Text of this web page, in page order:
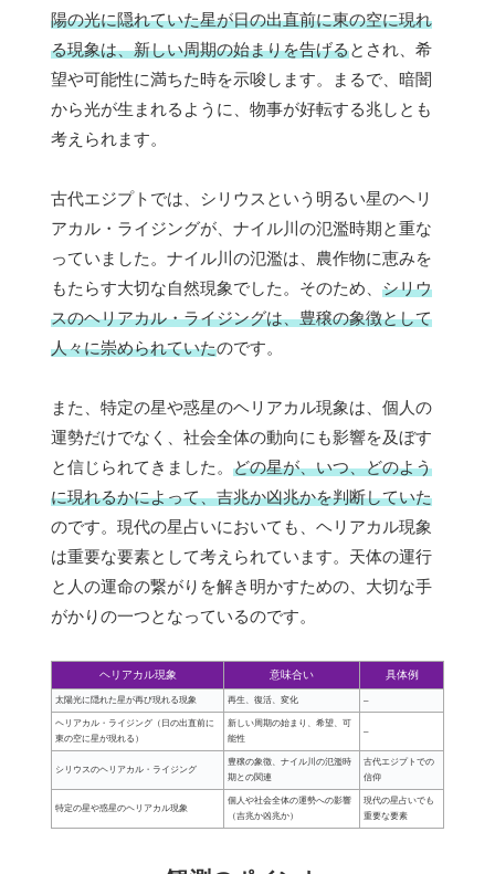
陽の光に隠れていた星が日の出直前に東の空に現れ
る現象は、新しい周期の始まりを告げるとされ、希
望や可能性に満ちた時を示唆します。まるで、暗闇
から光が生まれるように、物事が好転する兆しとも
考えられます。
古代エジプトでは、シリウスという明るい星のヘリ
アカル・ライジングが、ナイル川の氾濫時期と重な
っていました。ナイル川の氾濫は、農作物に恵みを
もたらす大切な自然現象でした。そのため、 シリウ
スのヘリアカル・ライジングは、豊穣の象徴として
人々に崇められていたのです。
また、特定の星や惑星のヘリアカル現象は、個人の
運勢だけでなく、社会全体の動向にも影響を及ぼす
と信じられてきました。 どの星が、いつ、どのよう
に現れるかによって、吉兆か凶兆かを判断していた
のです。現代の星占いにおいても、ヘリアカル現象
は重要な要素として考えられています。天体の運行
と人の運命の繋がりを解き明かすための、大切な手
がかりの一つとなっているのです。
ヘリアカル現象 意味合い 具体例
太陽光に隠れた星が再び現れる現象 再生、復活、変化 –
ヘリアカル・ライジング（日の出直前に
東の空に星が現れる）
新しい周期の始まり、希望、可
能性
–
シリウスのヘリアカル・ライジング
豊穣の象徴、ナイル川の氾濫時
期との関連
古代エジプトでの
信仰
特定の星や惑星のヘリアカル現象
個人や社会全体の運勢への影響
（吉兆か凶兆か）
現代の星占いでも
重要な要素